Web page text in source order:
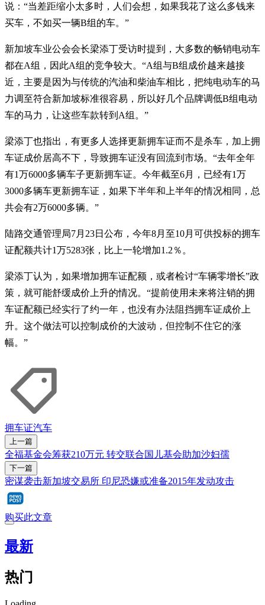
说：“当差距缩小太多时，人们会想，如果我花了这么多钱来
买车，不如买一辆B组的车。”
新加坡车业公会会长梁添丁受访时提到，大多数的畅销电动车
都在A组，因此A组的竞争较大。“A组与B组成价越来越接
近，主要是因为与传统的汽油和柴油车相比，把纯电动车的马
力调至符合新加坡标准很容易，所以好几个品牌调低B组电动
车的马力，让这些车款转到A组。”
梁添丁也指出，有更多人选择更新拥车证而不是杀车，加上拥
车证成价居高不下，导致拥车证没有回流到市场。“去年全年
有1万6000多辆车子更新拥车证。今年截至6月，已经有1万
3000多辆车更新拥车证，如果下半年和上半年的情况相同，总
共会有2万6000多辆。”
陆路交通管理局7月23日公布，今年8月至10月可供投标的拥车
证配额共计1万5283张，比上一轮增加1.2％。
梁添丁认为，如果增加拥车证配额，或者检讨“车辆零增长”政
策，就可能舒缓成价上升的情况。“提前使用未来将注销的拥
车证配额已经实行了约一年，也没有办法阻挡拥车证成价上
升。这个做法可以控制成价的大波动，但控制不住它的涨
幅。”
拥车证汽车
上一篇
全福基金会筹获210万元 转交联合国儿基会助加沙妇孺
下一篇
密谋袭击新加坡交易所 印尼恐嫌或准备2015年发动攻击
购买此文章
最新
热门